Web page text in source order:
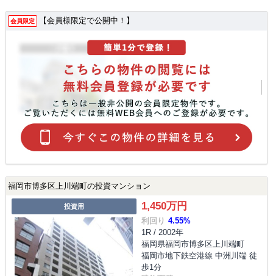
会員限定 【会員様限定で公開中！】
福岡市博多区上川端町の投資マンション
投資用 1,450万円
利回り 4.55%
1R / 2002年
福岡県福岡市博多区上川端町
福岡市地下鉄空港線 中洲川端 徒
歩1分